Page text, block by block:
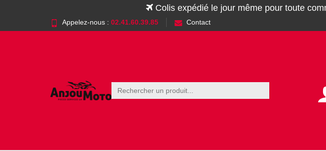
Colis expédié le jour même pour toute
Appelez-nous : 02.41.60.39.85 Contact